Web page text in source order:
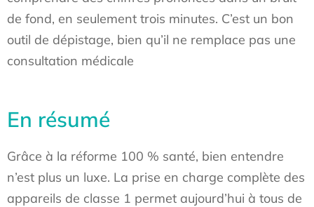
de fond, en seulement trois minutes. C’est un bon
outil de dépistage, bien qu’il ne remplace pas une
consultation médicale
En résumé
Grâce à la réforme 100 % santé, bien entendre
n’est plus un luxe. La prise en charge complète des
appareils de classe 1 permet aujourd’hui à tous de